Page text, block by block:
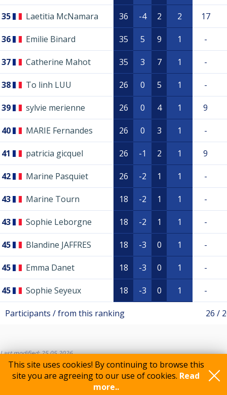
This site uses cookies! By continuing to browse this
site you are agreeing to our use of cookies. Read
more..
35 Laetitia McNamara 36 -4 2 2 17
36 Emilie Binard 35 5 9 1 -
37 Catherine Mahot 35 3 7 1 -
38 To linh LUU 26 0 5 1 -
39 sylvie merienne 26 0 4 1 9
40 MARIE Fernandes 26 0 3 1 -
41 patricia gicquel 26 -1 2 1 9
42 Marine Pasquiet 26 -2 1 1 -
43 Marine Tourn 18 -2 1 1 -
43 Sophie Leborgne 18 -2 1 1 -
45 Blandine JAFFRES 18 -3 0 1 -
45 Emma Danet 18 -3 0 1 -
45 Sophie Seyeux 18 -3 0 1 -
Participants / from this ranking 26 /
Last modified: 25.05.2026
Feedback